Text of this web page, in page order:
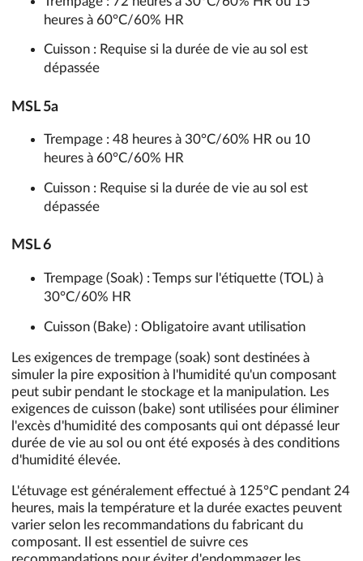
heures à 60°C/60% HR
Cuisson : Requise si la durée de vie au sol est
dépassée
MSL 5a
Trempage : 48 heures à 30°C/60% HR ou 10
heures à 60°C/60% HR
Cuisson : Requise si la durée de vie au sol est
dépassée
MSL 6
Trempage (Soak) : Temps sur l'étiquette (TOL) à
30°C/60% HR
Cuisson (Bake) : Obligatoire avant utilisation
Les exigences de trempage (soak) sont destinées à
simuler la pire exposition à l'humidité qu'un composant
peut subir pendant le stockage et la manipulation. Les
exigences de cuisson (bake) sont utilisées pour éliminer
l'excès d'humidité des composants qui ont dépassé leur
durée de vie au sol ou ont été exposés à des conditions
d'humidité élevée.
L'étuvage est généralement effectué à 125°C pendant 24
heures, mais la température et la durée exactes peuvent
varier selon les recommandations du fabricant du
composant. Il est essentiel de suivre ces